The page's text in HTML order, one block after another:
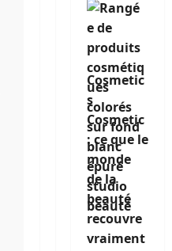
Cosmetic
s
Cosmetic
: ce que le
monde
de la
beauté
recouvre
vraiment